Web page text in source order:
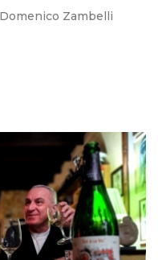
Zambelli